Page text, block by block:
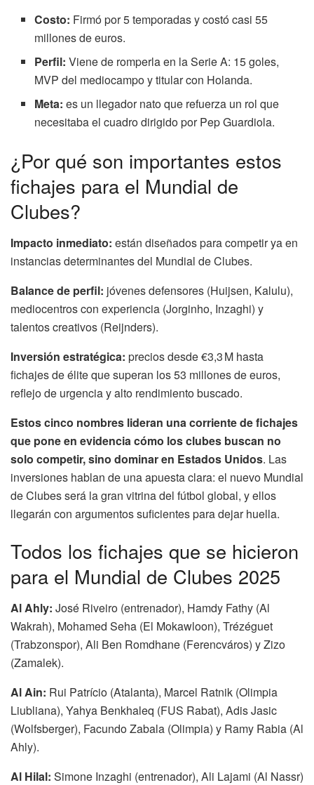
Costo: Firmó por 5 temporadas y costó casi 55
millones de euros.
Perfil: Viene de romperla en la Serie A: 15 goles,
MVP del mediocampo y titular con Holanda.
Meta: es un llegador nato que refuerza un rol que
necesitaba el cuadro dirigido por Pep Guardiola.
¿Por qué son importantes estos
fichajes para el Mundial de
Clubes?
Impacto inmediato: están diseñados para competir ya en
instancias determinantes del Mundial de Clubes.
Balance de perfil: jóvenes defensores (Huijsen, Kalulu),
mediocentros con experiencia (Jorginho, Inzaghi) y
talentos creativos (Reijnders).
Inversión estratégica: precios desde €3,3 M hasta
fichajes de élite que superan los 53 millones de euros,
reflejo de urgencia y alto rendimiento buscado.
Estos cinco nombres lideran una corriente de fichajes
que pone en evidencia cómo los clubes buscan no
solo competir, sino dominar en Estados Unidos. Las
inversiones hablan de una apuesta clara: el nuevo Mundial
de Clubes será la gran vitrina del fútbol global, y ellos
llegarán con argumentos suficientes para dejar huella.
Todos los fichajes que se hicieron
para el Mundial de Clubes 2025
Al Ahly: José Riveiro (entrenador), Hamdy Fathy (Al
Wakrah), Mohamed Seha (El Mokawloon), Trézéguet
(Trabzonspor), Ali Ben Romdhane (Ferencváros) y Zizo
(Zamalek).
Al Ain: Rui Patrício (Atalanta), Marcel Ratnik (Olimpia
Liubliana), Yahya Benkhaleq (FUS Rabat), Adis Jasic
(Wolfsberger), Facundo Zabala (Olimpia) y Ramy Rabia (Al
Ahly).
Al Hilal: Simone Inzaghi (entrenador), Ali Lajami (Al Nassr)